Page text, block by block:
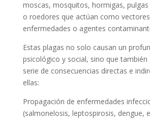
moscas, mosquitos, hormigas,
o roedores que actúan como
enfermedades o agentes
Estas plagas no solo causan un
psicológico y social, sino que también
serie de consecuencias directas e
ellas:
Propagación de enfermedades
(salmonelosis, leptospirosis, dengue,